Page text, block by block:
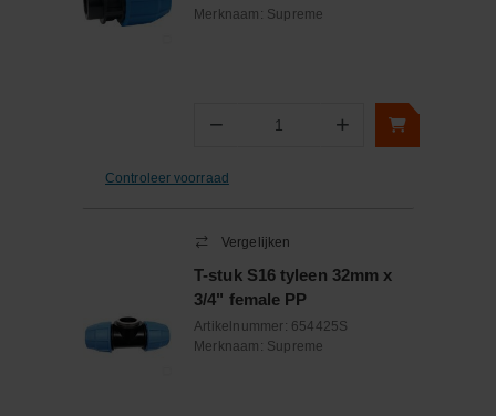
Merknaam: Supreme
− Aantal +
Controleer voorraad
Vergelijken
T-stuk S16 tyleen 32mm x
3/4" female PP
Artikelnummer: 654425S
Merknaam: Supreme